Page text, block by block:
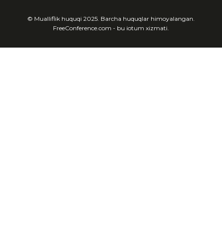
© Mualliflik huquqi 2025. Barcha huquqlar himoyalangan.
FreeConference.com - bu iotum xizmati.